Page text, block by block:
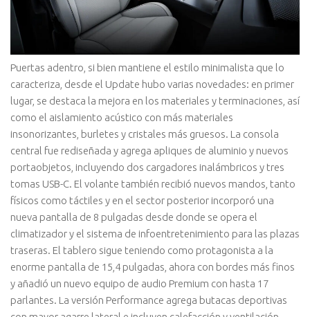
Puertas adentro, si bien mantiene el estilo minimalista que lo
caracteriza, desde el Update hubo varias novedades: en primer
lugar, se destaca la mejora en los materiales y terminaciones, así
como el aislamiento acústico con más materiales
insonorizantes, burletes y cristales más gruesos. La consola
central fue rediseñada y agrega apliques de aluminio y nuevos
portaobjetos, incluyendo dos cargadores inalámbricos y tres
tomas USB-C. El volante también recibió nuevos mandos, tanto
físicos como táctiles y en el sector posterior incorporó una
nueva pantalla de 8 pulgadas desde donde se opera el
climatizador y el sistema de infoentretenimiento para las plazas
traseras. El tablero sigue teniendo como protagonista a la
enorme pantalla de 15,4 pulgadas, ahora con bordes más finos
y añadió un nuevo equipo de audio Premium con hasta 17
parlantes. La versión Performance agrega butacas deportivas